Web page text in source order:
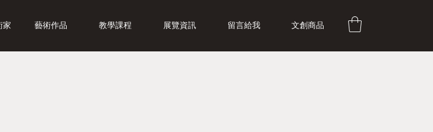
家 藝術作品 教學課程 展覽資訊 留言給我 文創商品